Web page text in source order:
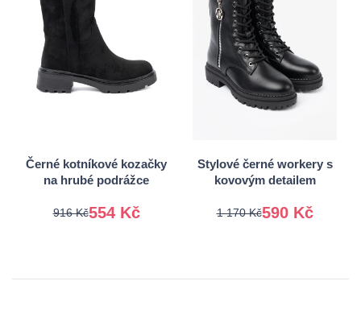
Černé kotníkové kozačky
na hrubé podrážce
554 Kč
916 Kč
36
Stylové černé workery s
kovovým detailem
590 Kč
1 170 Kč
36 37
38 39